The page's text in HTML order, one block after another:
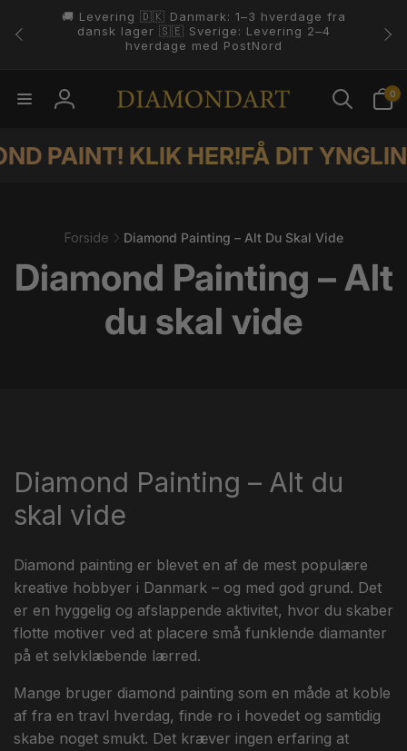
indhold
🇩🇰 Danmark: 1–3 hverdage fra
🇸🇪 Sverige: Levering 2–4
hverdage med PostNord
4.8
Log
0
varer
KLIK HER! FÅ DIT YNGLINGS
Forside Diamond Painting – Alt Du Skal Vide
K
k
t
i
o
n
:
Diamond Painting – Alt
du skal vide
Diamond Painting – Alt du
skal vide
Diamond painting er blevet en af de mest populære
kreative hobbyer i Danmark – og med god grund. Det
er en hyggelig og afslappende aktivitet, hvor du skaber
flotte motiver ved at placere små funklende diamanter
på et selvklæbende lærred.
Mange bruger diamond painting som en måde at koble
af fra en travl hverdag, finde ro i hovedet og samtidig
skabe noget smukt. Det kræver ingen erfaring at